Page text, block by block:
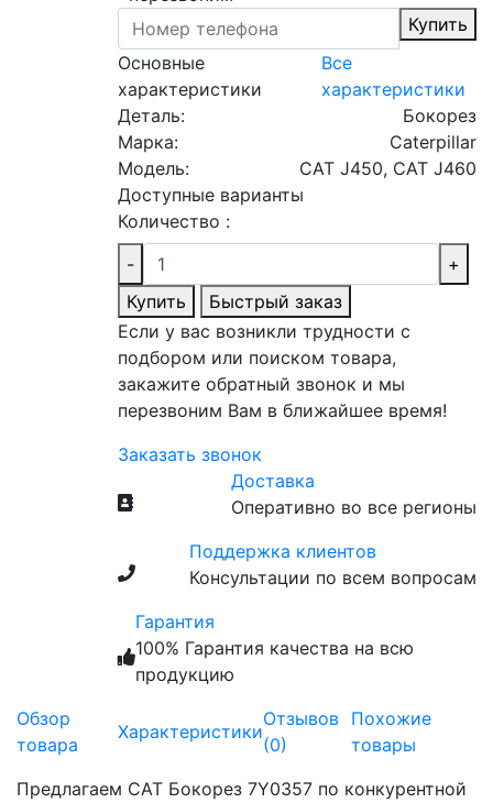
Купить
Основные
характеристики
Все
характеристики
Деталь:
Бокорез
Марка:
Caterpillar
Модель:
CAT J450, CAT J460
Доступные варианты
Количество :
-
+
Купить
Быстрый заказ
Если у вас возникли трудности с
подбором или поиском товара,
закажите обратный звонок и мы
перезвоним Вам в ближайшее время!
Заказать звонок
Доставка
Оперативно во все регионы
Поддержка клиентов
Консультации по всем вопросам
Гарантия
100% Гарантия качества на всю
продукцию
Обзор
товара
Характеристики
Отзывов
(0)
Похожие
товары
Предлагаем CAT Бокорез 7Y0357 по конкурентной